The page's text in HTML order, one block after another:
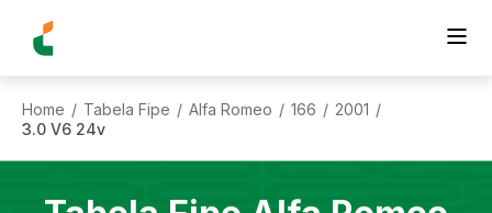
Home / Tabela Fipe / Alfa Romeo / 166 / 2001 /
3.0 V6 24v